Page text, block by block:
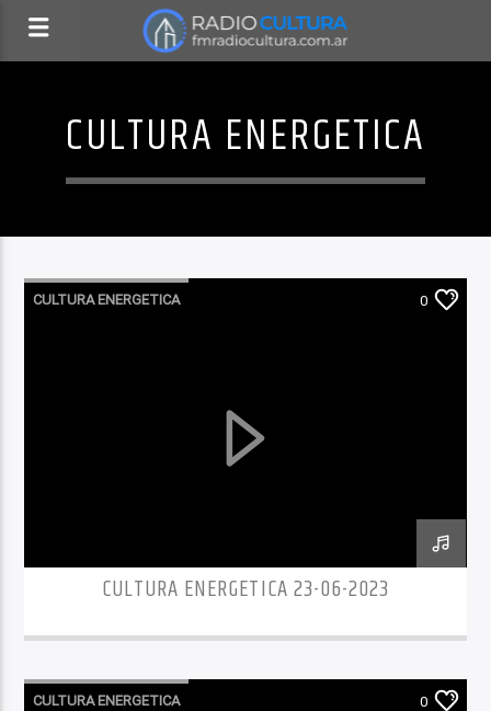
CULTURA ENERGETICA
CULTURA ENERGETICA 0
CULTURA ENERGETICA 23-06-2023
CULTURA ENERGETICA 0